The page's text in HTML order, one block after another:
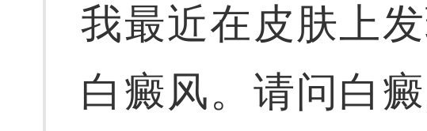
我最近在皮肤上
白癜风。请问白